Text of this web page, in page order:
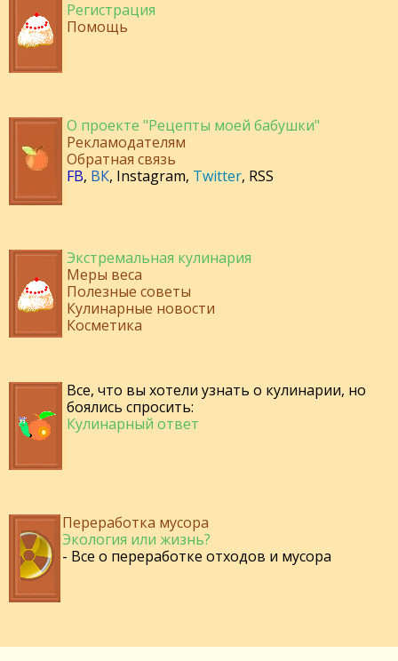
Регистрация
Помощь
О проекте "Рецепты моей бабушки"
Рекламодателям
Обратная связь
FB, ВК, Instagram, Twitter, RSS
Экстремальная кулинария
Меры веса
Полезные советы
Кулинарные новости
Косметика
Все, что вы хотели узнать о кулинарии, но
боялись спросить:
Кулинарный ответ
Переработка мусора
Экология или жизнь?
- Все о переработке отходов и мусора